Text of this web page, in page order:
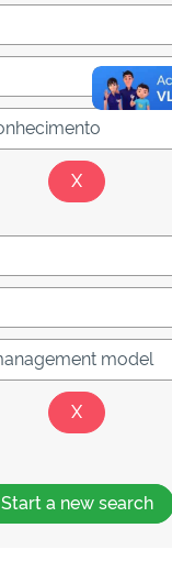
Start a new search